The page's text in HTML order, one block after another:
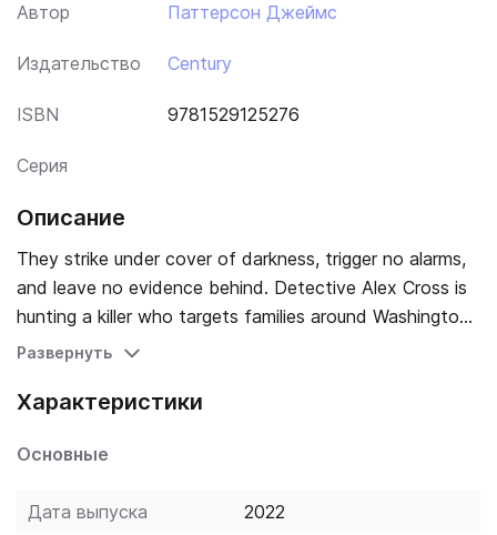
Автор Паттерсон Джеймс
Издательство Century
ISBN 9781529125276
Серия
Описание
They strike under cover of darkness, trigger no alarms,
and leave no evidence behind. Detective Alex Cross is
hunting a killer who targets families around Washington,
DC. But Cross isn't the only one investigating. A
the actions of 'The Family Man' that others have
writer's theories are fact or fiction.
Развернуть
Характеристики
Основные
Дата выпуска 2022